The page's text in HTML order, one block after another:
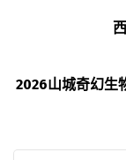
2026山城奇幻生